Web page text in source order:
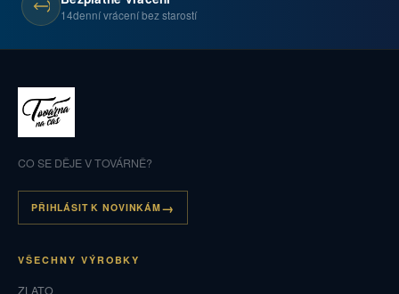
14denní vrácení bez starostí
CO SE DĚJE V TOVÁRNĚ?
PŘIHLÁSIT K NOVINKÁM
VŠECHNY VÝROBKY
ZLATO